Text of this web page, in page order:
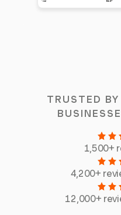
TRUSTED
1,500+
4,200+
12,000+